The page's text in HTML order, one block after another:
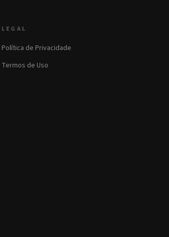
LEGAL
Política de Privacidade
Termos de Uso